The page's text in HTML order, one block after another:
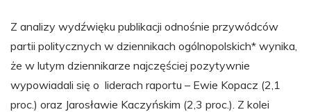
Z analizy wydźwięku publikacji odnośnie przywódców
partii politycznych w dziennikach ogólnopolskich* wynika,
że w lutym dziennikarze najczęściej pozytywnie
wypowiadali się o liderach raportu – Ewie Kopacz (2,1
proc.) oraz Jarosławie Kaczyńskim (2,3 proc.). Z kolei